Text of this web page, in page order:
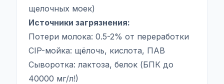
щелочных моек)
Источники загрязнения:
Потери молока: 0.5-2% от переработки
CIP-мойка: щёлочь, кислота, ПАВ
Сыворотка: лактоза, белок (БПК до
40000 мг/л!)